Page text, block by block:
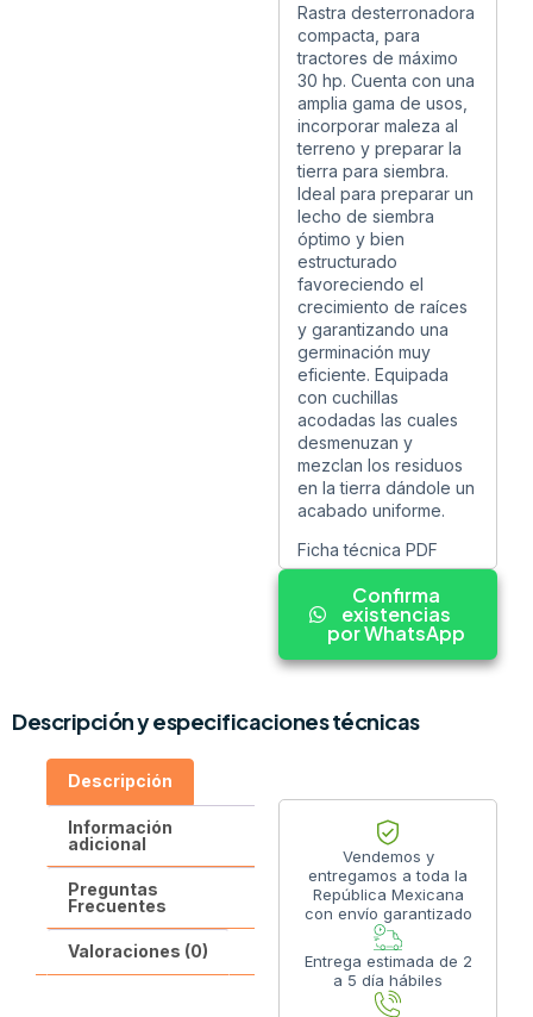
Rastra desterronadora
compacta, para
tractores de máximo
30 hp. Cuenta con una
amplia gama de usos,
incorporar maleza al
terreno y preparar la
tierra para siembra.
Ideal para preparar un
lecho de siembra
óptimo y bien
estructurado
favoreciendo el
crecimiento de raíces
y garantizando una
germinación muy
eficiente. Equipada
con cuchillas
acodadas las cuales
desmenuzan y
mezclan los residuos
en la tierra dándole un
acabado uniforme.
Ficha técnica PDF
Confirma
existencias
por WhatsApp
Descripción y especificaciones técnicas
Descripción
Información
adicional
Preguntas
Frecuentes
Valoraciones (0)
Vendemos y
entregamos a toda la
República Mexicana
con envío garantizado
Entrega estimada de 2
a 5 día hábiles